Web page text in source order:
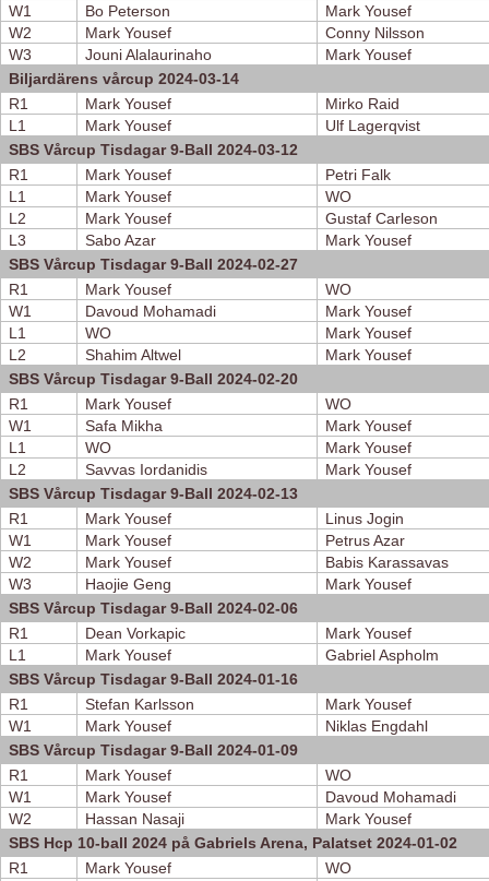
W1
Bo Peterson
Mark Yousef
W2
Mark Yousef
Conny Nilsson
W3
Jouni Alalaurinaho
Mark Yousef
Biljardärens vårcup 2024-03-14
R1
Mark Yousef
Mirko Raid
L1
Mark Yousef
Ulf Lagerqvist
SBS Vårcup Tisdagar 9-Ball 2024-03-12
R1
Mark Yousef
Petri Falk
L1
Mark Yousef
WO
L2
Mark Yousef
Gustaf Carleson
L3
Sabo Azar
Mark Yousef
SBS Vårcup Tisdagar 9-Ball 2024-02-27
R1
Mark Yousef
WO
W1
Davoud Mohamadi
Mark Yousef
L1
WO
Mark Yousef
L2
Shahim Altwel
Mark Yousef
SBS Vårcup Tisdagar 9-Ball 2024-02-20
R1
Mark Yousef
WO
W1
Safa Mikha
Mark Yousef
L1
WO
Mark Yousef
L2
Savvas Iordanidis
Mark Yousef
SBS Vårcup Tisdagar 9-Ball 2024-02-13
R1
Mark Yousef
Linus Jogin
W1
Mark Yousef
Petrus Azar
W2
Mark Yousef
Babis Karassavas
W3
Haojie Geng
Mark Yousef
SBS Vårcup Tisdagar 9-Ball 2024-02-06
R1
Dean Vorkapic
Mark Yousef
L1
Mark Yousef
Gabriel Aspholm
SBS Vårcup Tisdagar 9-Ball 2024-01-16
R1
Stefan Karlsson
Mark Yousef
W1
Mark Yousef
Niklas Engdahl
SBS Vårcup Tisdagar 9-Ball 2024-01-09
R1
Mark Yousef
WO
W1
Mark Yousef
Davoud Mohamadi
W2
Hassan Nasaji
Mark Yousef
SBS Hcp 10-ball 2024 på Gabriels Arena, Palatset 2024-01-02
R1
Mark Yousef WO